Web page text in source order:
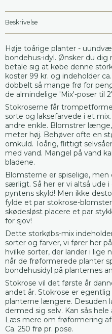
Beskrivelse
Høje toårige planter -
bondehus-idyl. Ønsker du dig
betale sig at købe denne
koster 99 kr. og indeholder
dobbelt så mange frø for
de almindelige 'Mix'-poser til
Stokroserne får
sorte og laksefarvede i et
andre enkle. Blomstrer
meter høj. Behøver ofte en
omkuld. Toårig, flittigt
med vand. Mangel på vand
bladene.
Blomsterne er spiselige,
særligt. Så her er vi altså ude
pyntens skyld! Men ikke
fylde et par stokrose-
skødesløst placere et par
for sjov!
Dette storkøbs-mix
sorter og farver, vi fører her
hvilke sorter, der lander i lige
når de frøformerede planter
bondehusidyl på planternes
Stokrose vil det første år
andet år. Stokrose er
planterne længere. Desuden
dermed sig selv. Kan sås
Læs mere om frøformering
Ca. 250 frø pr. pose.